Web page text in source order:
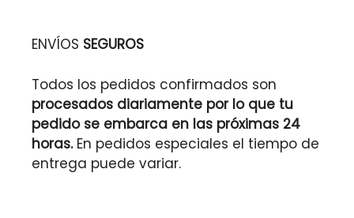
ENVÍOS SEGUROS
Todos los pedidos confirmados son
procesados diariamente por lo que tu
pedido se embarca en las próximas 24
horas.En pedidos especiales el tiempo de
entrega puede variar.